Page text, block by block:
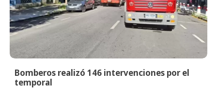
Bomberos realizó 146 intervenciones por el
temporal